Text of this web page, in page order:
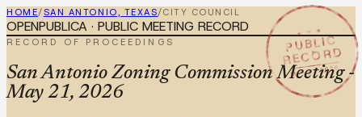
HOME/SAN ANTONIO, TEXAS/CITY COUNCIL
★ ★ ★
PUBLIC
RECORD
MAY 21 2026
OPENPUBLICA · PUBLIC MEETING RECORD
RECORD OF PROCEEDINGS
San Antonio Zoning Commission Meeting -
May 21, 2026